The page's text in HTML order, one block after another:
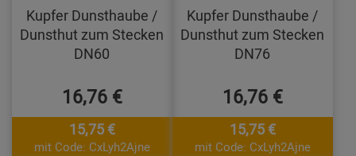
Kupfer Dunsthaube /
Dunsthut zum Stecken
DN60
16,76 €
15,75 €
mit Code: CxLyh2Ajne
Kupfer Dunsthaube /
Dunsthut zum Stecken
DN76
16,76 €
15,75 €
mit Code: CxLyh2Ajne